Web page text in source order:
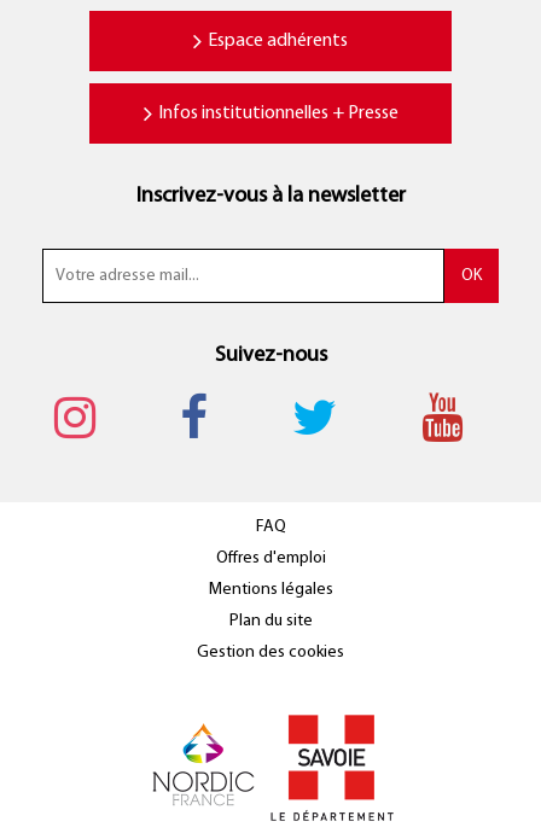
Espace adhérents
Infos institutionnelles + Presse
Inscrivez-vous à la newsletter
Suivez-nous
FAQ
Offres d'emploi
Mentions légales
Plan du site
Gestion des cookies